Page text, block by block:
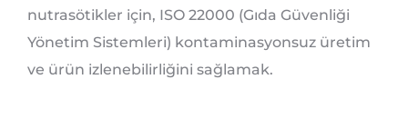
nutrasötikler için, ISO 22000 (Gıda Güvenliği
Yönetim Sistemleri) kontaminasyonsuz üretim
ve ürün izlenebilirliğini sağlamak.